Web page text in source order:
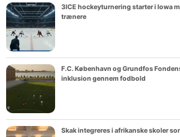
3ICE hockeyturnering starter i Iowa
trænere
F.C. København og Grundfos
inklusion gennem fodbold
Skak integreres i afrikanske skoler